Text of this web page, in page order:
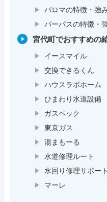
パロマの特徴・強
パーパスの特徴・
宮代町でおすすめの
イースマイル
交換できるくん
ハウスラボホーム
ひまわり水道設備
ガスペック
東京ガス
湯まもーる
水道修理ルート
水回り修理サポー
マーレ